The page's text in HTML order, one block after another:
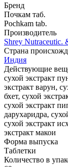
Бренд
Почкам таб.
Pochkam tab.
Производитель
Shrey Nutraceutic.
Страна
Индия
Действующие
сухой экстракт
экстракт варун,
бхет, сухой
сухой экстракт
дарухаридра,
сухой экстракт
экстракт макои
Форма выпуска
Таблетки
Количество в